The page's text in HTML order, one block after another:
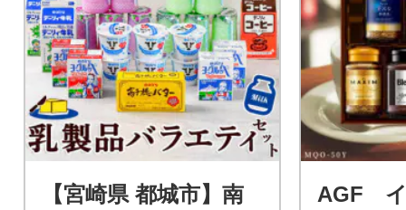
【宮崎県 都城市】南
AGF イ